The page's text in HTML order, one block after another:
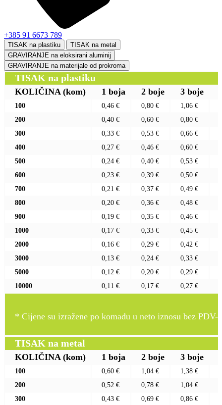
+385 91 6673 789
TISAK na plastiku
TISAK na metal
GRAVIRANJE na eloksirani aluminij
GRAVIRANJE na materijale od prokroma
TISAK na plastiku
KOLIČINA (kom) 1 boja 2 boje 3 boje
100 0,46 € 0,80 € 1,06 €
200
0,40 € 0,60 € 0,80 €
300
0,33 € 0,53 € 0,66 €
400
0,27 € 0,46 € 0,60 €
500
0,24 € 0,40 € 0,53 €
600
0,23 € 0,39 € 0,50 €
700
0,21 € 0,37 € 0,49 €
800
0,20 € 0,36 € 0,48 €
900
0,19 € 0,35 € 0,46 €
1000
0,17 € 0,33 € 0,45 €
2000
0,16 € 0,29 € 0,42 €
3000
0,13 € 0,24 € 0,33 €
5000
0,12 € 0,20 € 0,29 €
10000
0,11 € 0,17 € 0,27 €
* Cijene su izražene po komadu u neto iznosu bez PDV-
TISAK na metal
KOLIČINA (kom) 1 boja 2 boje 3 boje
100 0,60 € 1,04 € 1,38 €
200
0,52 € 0,78 € 1,04 €
300
0,43 € 0,69 € 0,86 €